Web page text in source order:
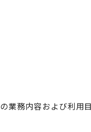
務内容および利